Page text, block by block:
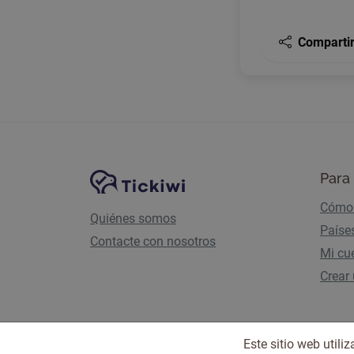
Compartir
Navegación del sitioPlataforma Tickiwi
Quiénes somos
Contacte con nosotros
Mi
Crear
Este sitio web